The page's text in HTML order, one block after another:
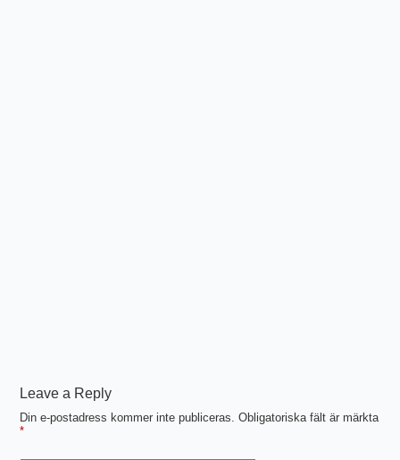
Leave a Reply
Din e-postadress kommer inte publiceras. Obligatoriska fält är märkta
*